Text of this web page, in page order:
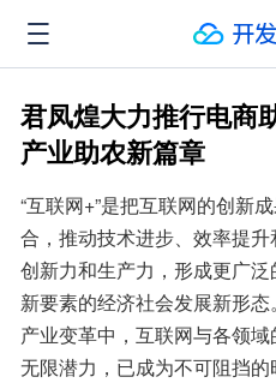
君凤煌大力推行电商
产业助农新篇章
“互联网+”是把互联网的创新
合，推动技术进步、效率提
创新力和生产力，形成更广
新要素的经济社会发展新形
产业变革中，互联网与各领
无限潜力，已成为不可阻挡